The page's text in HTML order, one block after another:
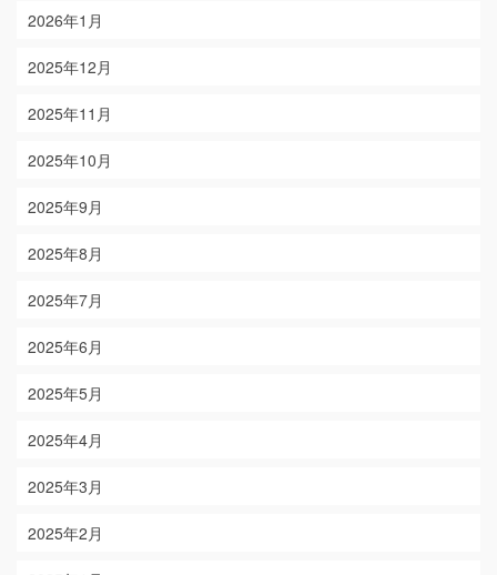
2026年1月
2025年12月
2025年11月
2025年10月
2025年9月
2025年8月
2025年7月
2025年6月
2025年5月
2025年4月
2025年3月
2025年2月